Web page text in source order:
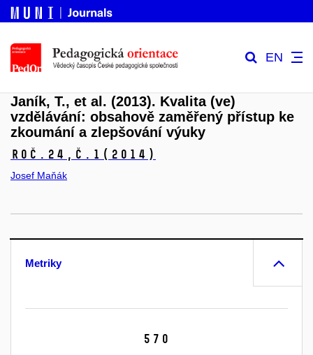
EN
Janík, T., et al. (2013). Kvalita (ve)
vzdělávání: obsahově zaměřený přístup ke
zkoumání a zlepšování výuky
Roč.24, č.1 (2014)
Josef Maňák
Metriky
570